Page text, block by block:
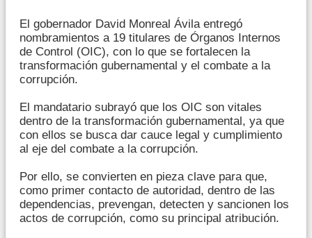
El gobernador David Monreal Ávila entregó
nombramientos a 19 titulares de Órganos Internos
de Control (OIC), con lo que se fortalecen la
transformación gubernamental y el combate a la
corrupción.
El mandatario subrayó que los OIC son vitales
dentro de la transformación gubernamental, ya que
con ellos se busca dar cauce legal y cumplimiento
al eje del combate a la corrupción.
Por ello, se convierten en pieza clave para que,
como primer contacto de autoridad, dentro de las
dependencias, prevengan, detecten y sancionen los
actos de corrupción, como su principal atribución.